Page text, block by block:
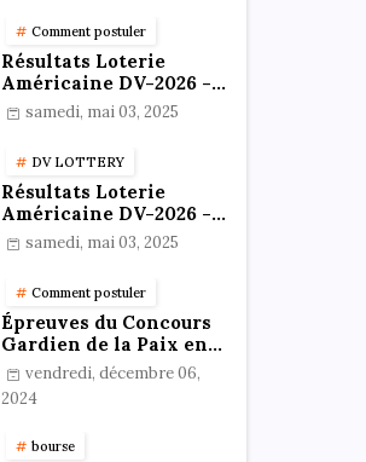
Comment postuler
Résultats Loterie
Américaine DV-2026 -
Comment vérifier les
résultats
samedi, mai 03, 2025
DV LOTTERY
Résultats Loterie
Américaine DV-2026 -
Vérifiez votre statut en
ligne !
samedi, mai 03, 2025
Comment postuler
Épreuves du Concours
Gardien de la Paix en
Format PDF au
Cameroun : Stratégies,
Préparation et Astuces
vendredi, décembre 06,
2024
bourse